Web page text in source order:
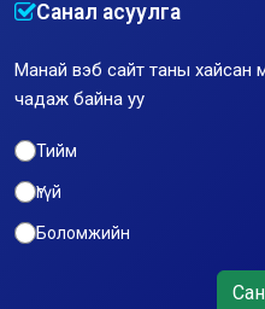
Санал асуулга
Манай вэб сайт таны хайсан
чадаж байна уу
Тийм
Үгүй
Боломжийн